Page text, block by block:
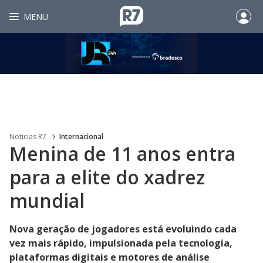
MENU
Noticias R7 Internacional
Menina de 11 anos entra
para a elite do xadrez
mundial
Nova geração de jogadores está evoluindo cada
vez mais rápido, impulsionada pela tecnologia,
plataformas digitais e motores de análise